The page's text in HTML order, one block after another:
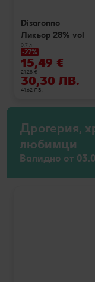
Disaronno
Ликьор 28% vol
0,7 л
-27%
15,49 €
21,28 €
30,30 ЛВ.
41,62 ЛВ.
Дрогерия,
любимци
Валидно от